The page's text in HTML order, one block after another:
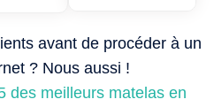
avant de procéder à un
? Nous aussi !
des meilleurs matelas en